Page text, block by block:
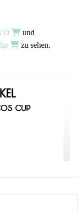
und
zu sehen.
Cup